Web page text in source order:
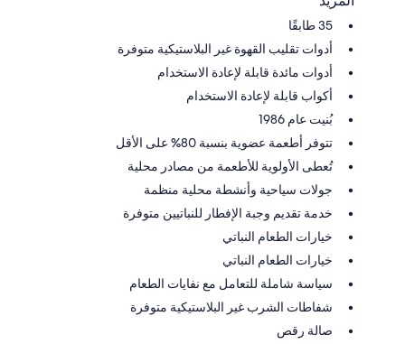
35 طابقًا
أدوات تقليب القهوة غير البلاستيكية متوفرة
أدوات مائدة قابلة لإعادة الاستخدام
أكواب قابلة لإعادة الاستخدام
بُنيت عام 1986
تتوفر أطعمة عضوية بنسبة 80% على الأقل
تُعطى الأولوية للأطعمة من مصادر محلية
جولات سياحية وأنشطة محلية منظمة
خدمة تقديم وجبة الإفطار للنباتيين متوفرة
خيارات الطعام النباتي
خيارات الطعام النباتي
سياسة شاملة للتعامل مع نفايات الطعام
شفاطات الشرب غير البلاستيكية متوفرة
صالة رقص